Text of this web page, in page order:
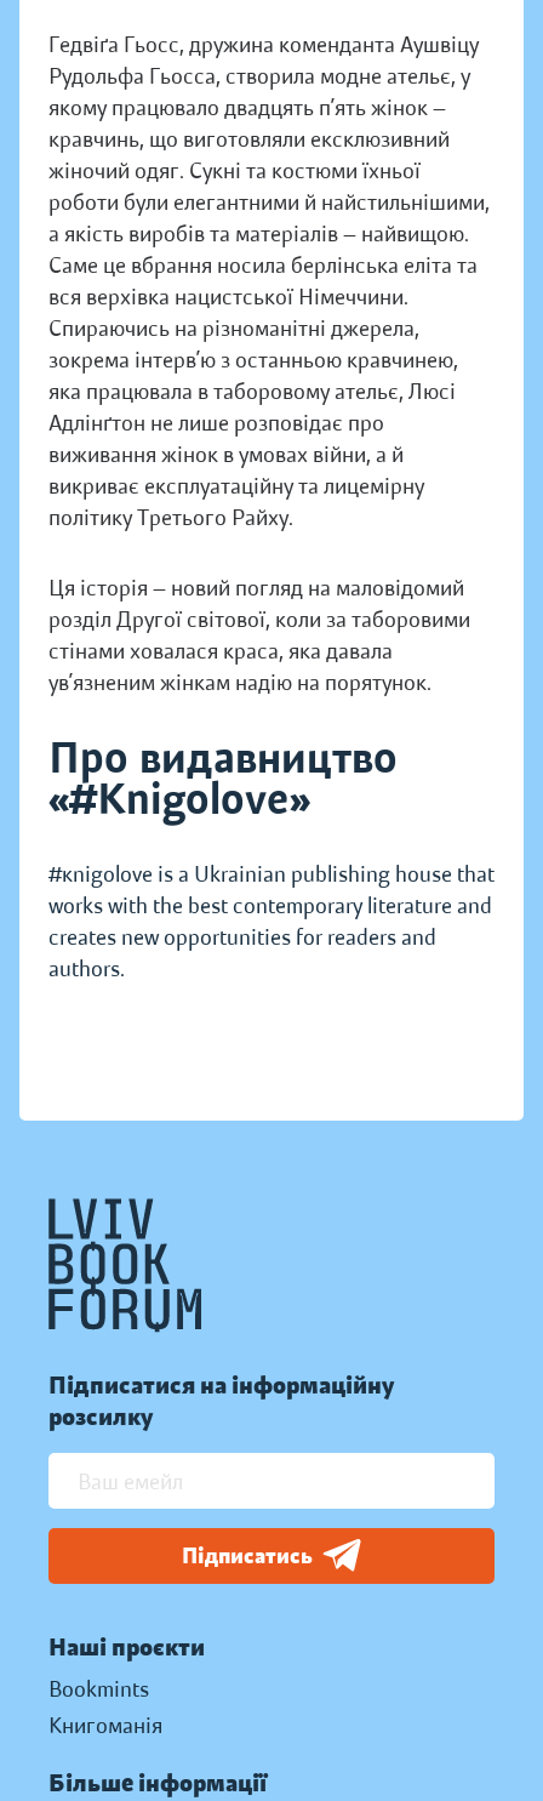
Гедвіґа Гьосс, дружина коменданта Аушвіцу
Рудольфа Гьосса, створила модне ательє, у
якому працювало двадцять п’ять жінок —
кравчинь, що виготовляли ексклюзивний
жіночий одяг. Сукні та костюми їхньої
роботи були елегантними й найстильнішими,
а якість виробів та матеріалів — найвищою.
Саме це вбрання носила берлінська еліта та
вся верхівка нацистської Німеччини.
Спираючись на різноманітні джерела,
зокрема інтерв’ю з останньою кравчинею,
яка працювала в таборовому ательє, Люсі
Адлінґтон не лише розповідає про
виживання жінок в умовах війни, а й
викриває експлуатаційну та лицемірну
політику Третього Райху.
Ця історія — новий погляд на маловідомий
розділ Другої світової, коли за таборовими
стінами ховалася краса, яка давала
ув’язненим жінкам надію на порятунок.
Про видавництво
«#Knigolove»
#кnigolove is a Ukrainian publishing house that
works with the best contemporary literature and
creates new opportunities for readers and
authors.
Підписатися на інформаційну
розсилку
Підписатись
Наші проєкти
Bookmints
Книгоманія
Більше інформації